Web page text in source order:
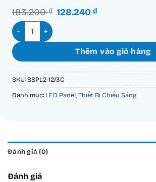
183.200₫ Giá
183.200 ₫.
128.240₫Giá
là:
128.240 ₫.
LED Panel ốp nổi nhựa, mặt vuông 12W -
Thêm vào giỏ hàng
SKU: SSPL2-12/3C
Danh mục: LED Panel, Thiết Bị Chiếu Sáng
Đánh giá (0)
Đánh giá